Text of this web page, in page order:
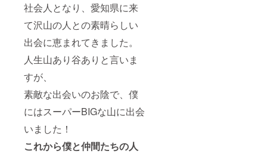
社会人となり、愛知県に来
て沢山の人との素晴らしい
出会に恵まれてきました。
人生山あり谷ありと言いま
すが、
素敵な出会いのお陰で、僕
にはスーパーBIGな山に出会
いました！
これから僕と仲間たちの人